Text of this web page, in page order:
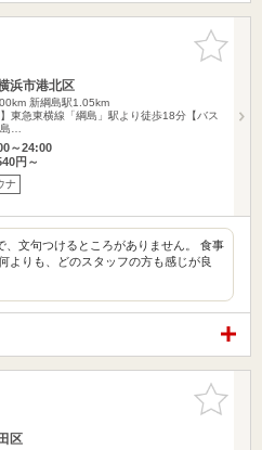
お気に入
りに追加
浜市港北区
新綱島駅1.05km
】東急東横線「綱島」駅より徒歩18分【バス
…
～24:00
円～
ナ
、文句つけるところがありません。 食事
よりも、どのスタッフの方も感じが良
お気に入
りに追加
区